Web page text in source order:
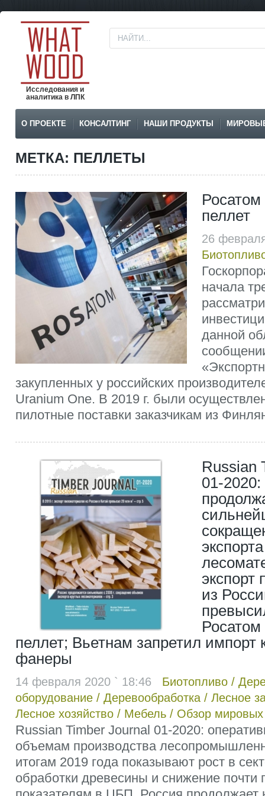
Исследования и
аналитика в ЛПК
О ПРОЕКТЕ КОНСАЛТИНГ НАШИ ПРОДУКТЫ
МЕТКА: ПЕЛЛЕТЫ
Росатом
пеллет
26
начала
данной
закупленных у российских
Uranium One. В 2019 г. были
пилотные поставки заказчикам из
Russian
01-
экспорт
из
Росатом
пеллет; Вьетнам запретил импорт
фанеры
14 февраля 2020 ` 18:46 Биотопливо /
оборудование / Деревообработка / Лесное
Лесное хозяйство / Мебель / Обзор мировых
Russian Timber Journal 01-2020:
объемам производства
итогам 2019 года показывают рост в
обработки древесины и снижение почти